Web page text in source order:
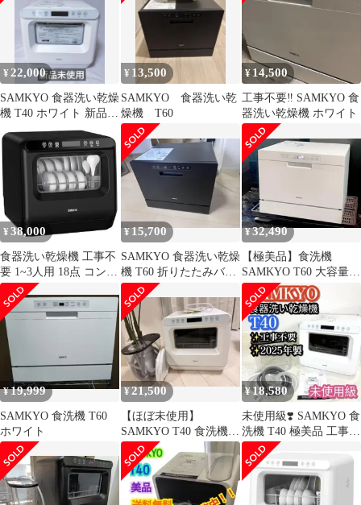
¥22,000
SAMKYO 食器洗い乾燥
機 T40 ホワイト 新品未
使用 2025年製
¥ 13,500
SAMKYO 食器洗い乾
燥機 T60
¥ 14,500
工事不要‼︎ SAMKYO 食
器洗い乾燥機 ホワイト
¥ 38,000
食器洗い乾燥機 工事不
要 1~3人用 18点 コンパ
クト 食洗機 乾燥のみ機
能対応 熱風送風乾燥 食
洗器 食器洗浄機 給水バ
ケツ付き SAMKYO T40
ブラック★ a9371c55
¥15,700
SAMKYO 食器洗い乾燥
機 T60 折りたたみバケ
ツ付
¥32,490
【極美品】食洗機
SAMKYO T60 大容量
食器洗い乾燥機 & 洗剤
セット
¥19,999
SAMKYO 食洗機 T60
ホワイト
¥21,500
【ほぼ未使用】
SAMKYO T40 食洗機
2026年モデル 1度乾燥
機能のみ使用
¥18,580
未使用級❣️ SAMKYO 食
洗機 T40 極美品 工事不
要